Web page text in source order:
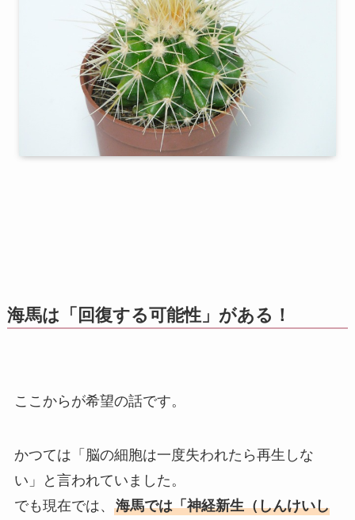
海馬は「回復する可能性」がある！
ここからが希望の話です。
かつては「脳の細胞は一度失われたら再生しな
い」と言われていました。
でも現在では、 海馬では「神経新生（しんけいし